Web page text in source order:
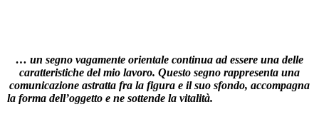
… un segno vagamente orientale continua ad essere una delle
caratteristiche del mio lavoro. Questo segno rappresenta una
comunicazione astratta fra la figura e il suo sfondo, accompagna
la forma dell’oggetto e ne sottende la vitalità.